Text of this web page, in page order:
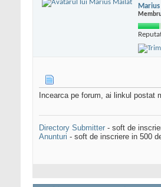
Incearca pe forum, ai linkul postat
Directory Submitter - soft de
Anunturi - soft de inscriere in 500